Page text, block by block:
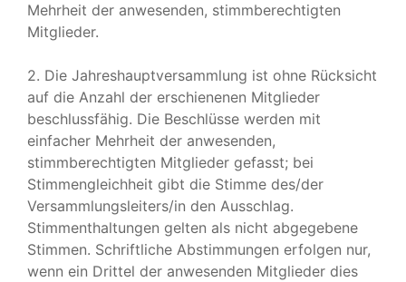
Mehrheit der anwesenden, stimmberechtigten
Mitglieder.
2. Die Jahreshauptversammlung ist ohne Rücksicht
auf die Anzahl der erschienenen Mitglieder
beschlussfähig. Die Beschlüsse werden mit
einfacher Mehrheit der anwesenden,
stimmberechtigten Mitglieder gefasst; bei
Stimmengleichheit gibt die Stimme des/der
Versammlungsleiters/in den Ausschlag.
Stimmenthaltungen gelten als nicht abgegebene
Stimmen. Schriftliche Abstimmungen erfolgen nur,
wenn ein Drittel der anwesenden Mitglieder dies